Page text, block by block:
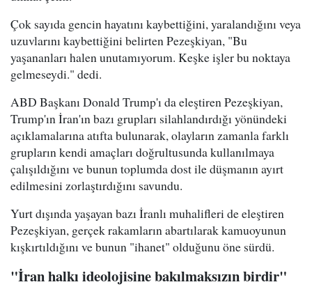
Çok sayıda gencin hayatını kaybettiğini, yaralandığını veya
uzuvlarını kaybettiğini belirten Pezeşkiyan, "Bu
yaşananları halen unutamıyorum. Keşke işler bu noktaya
gelmeseydi." dedi.
ABD Başkanı Donald Trump'ı da eleştiren Pezeşkiyan,
Trump'ın İran'ın bazı grupları silahlandırdığı yönündeki
açıklamalarına atıfta bulunarak, olayların zamanla farklı
grupların kendi amaçları doğrultusunda kullanılmaya
çalışıldığını ve bunun toplumda dost ile düşmanın ayırt
edilmesini zorlaştırdığını savundu.
Yurt dışında yaşayan bazı İranlı muhalifleri de eleştiren
Pezeşkiyan, gerçek rakamların abartılarak kamuoyunun
kışkırtıldığını ve bunun "ihanet" olduğunu öne sürdü.
"İran halkı ideolojisine bakılmaksızın birdir"